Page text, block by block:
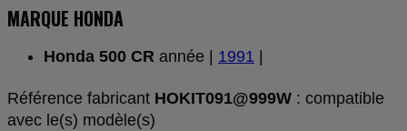
MARQUE HONDA
Honda 500 CR année | 1991 |
Référence fabricant HOKIT091@999W : compatible
avec le(s) modèle(s)